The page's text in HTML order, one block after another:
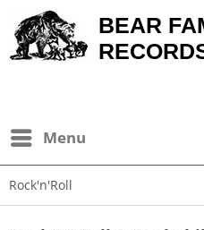
BEAR
Menu
Rock'n'Roll